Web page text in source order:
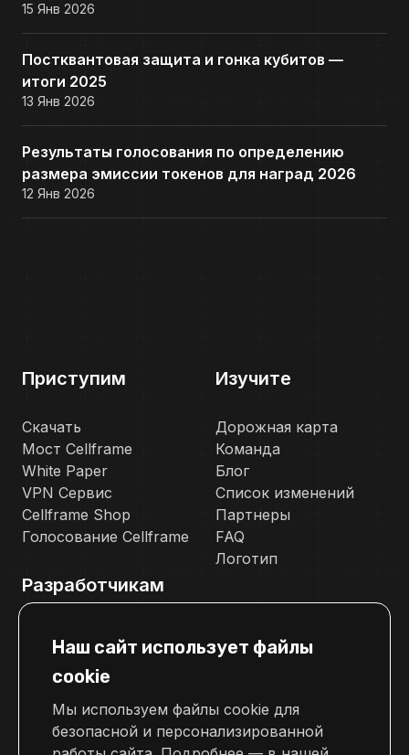
15 Янв 2026
Постквантовая защита и гонка кубитов —
итоги 2025
13 Янв 2026
Результаты голосования по определению
размера эмиссии токенов для наград 2026
12 Янв 2026
Приступим
Скачать
Мост Cellframe
White Paper
VPN Сервис
Cellframe Shop
Голосование Cellframe
Изучите
Дорожная карта
Команда
Блог
Список изменений
Партнеры
FAQ
Логотип
Разработчикам
Телеграм канал для разработчиков
Свяжитесь с нами
pr@cellframe.net
Наш сайт использует файлы
cookie
Мы используем файлы cookie для
безопасной и персонализированной